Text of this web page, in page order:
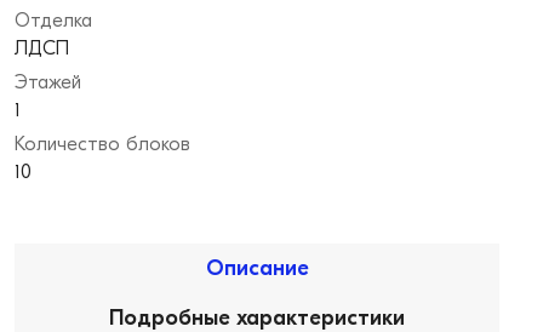
Отделка
ЛДСП
Этажей
1
Количество блоков
10
Описание
Подробные характеристики